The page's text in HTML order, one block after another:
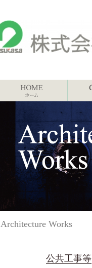
Architecture Works
公共工事等